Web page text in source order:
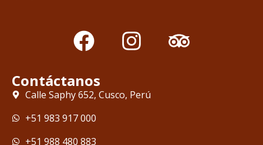
Contáctanos
Calle Saphy 652, Cusco, Perú
+51 983 917 000
+51 988 480 883